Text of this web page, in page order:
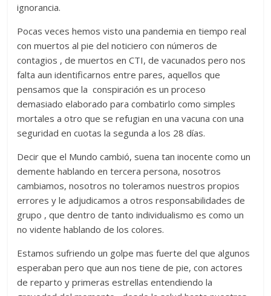
ignorancia.
Pocas veces hemos visto una pandemia en tiempo real
con muertos al pie del noticiero con números de
contagios , de muertos en CTI, de vacunados pero nos
falta aun identificarnos entre pares, aquellos que
pensamos que la conspiración es un proceso
demasiado elaborado para combatirlo como simples
mortales a otro que se refugian en una vacuna con una
seguridad en cuotas la segunda a los 28 días.
Decir que el Mundo cambió, suena tan inocente como un
demente hablando en tercera persona, nosotros
cambiamos, nosotros no toleramos nuestros propios
errores y le adjudicamos a otros responsabilidades de
grupo , que dentro de tanto individualismo es como un
no vidente hablando de los colores.
Estamos sufriendo un golpe mas fuerte del que algunos
esperaban pero que aun nos tiene de pie, con actores
de reparto y primeras estrellas entendiendo la